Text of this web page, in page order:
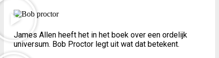
James Allen heeft het in het boek over een ordelijk
universum. Bob Proctor legt uit wat dat betekent.